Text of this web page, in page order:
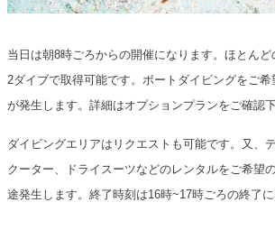
当日は朝8時ごろからの開催になります。ほとんど
2ダイブで取得可能です。ボートダイビングをご
が発生します。詳細はオプションプランをご確認下
ダイビングエリアはリクエストも可能です。又、
クーター、ドライスーツなどのレンタルをご希望
途発生します。終了時刻は16時~17時ごろの終了に